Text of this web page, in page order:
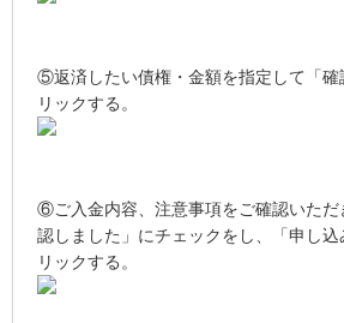
⑤返済したい債権・金額を指定して「確
リックする。
⑥ご入金内容、注意事項をご確認いただ
認しました」にチェックをし、「申し込
リックする。